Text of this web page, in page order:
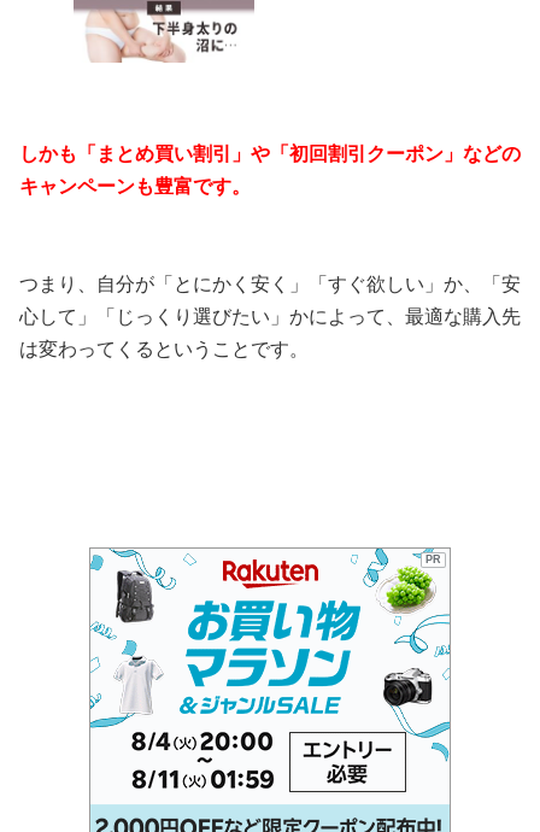
しかも「まとめ買い割引」や「初回割引クーポン」などの
キャンペーンも豊富です。
つまり、自分が「とにかく安く」「すぐ欲しい」か、「安
心して」「じっくり選びたい」かによって、最適な購入先
は変わってくるということです。
PR